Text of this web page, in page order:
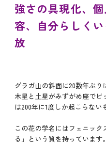
強さの具現化、
容、自分らしく
放
グラガ山の斜面に20数年ぶり
木星と土星がみずがめ座でピ
は200年に1度しか起こらない
この花の学名にはフェニッ
る」という質を持っています。